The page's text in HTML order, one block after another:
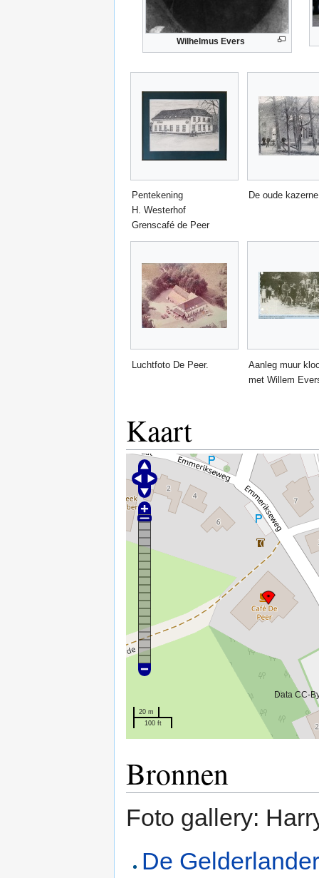
Wilhelmus Evers
Pentekening
H. Westerhof
Grenscafé de Peer
De oude
Luchtfoto De Peer.
Aanleg muur
met Willem
Kaart
20 m
100 ft
Data CC-
Bronnen
Foto gallery:
De Gelderlander